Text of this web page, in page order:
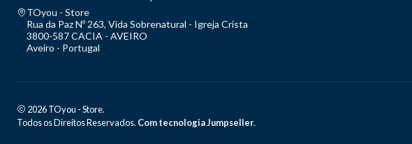
TOyou - Store
Rua da Paz Nº 263, Vida Sobrenatural - Igreja Crista
3800-587 CACIA - AVEIRO
Aveiro - Portugal
2026 TOyou - Store.
Todos os Direitos Reservados. Com tecnologia Jumpseller.